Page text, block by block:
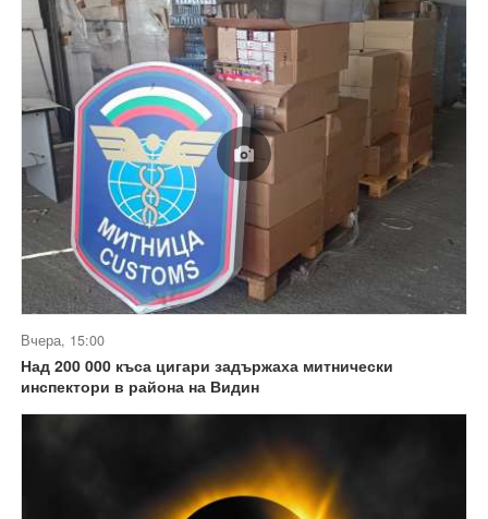
Вчера, 15:00
Над 200 000 къса цигари задържаха митнически
инспектори в района на Видин